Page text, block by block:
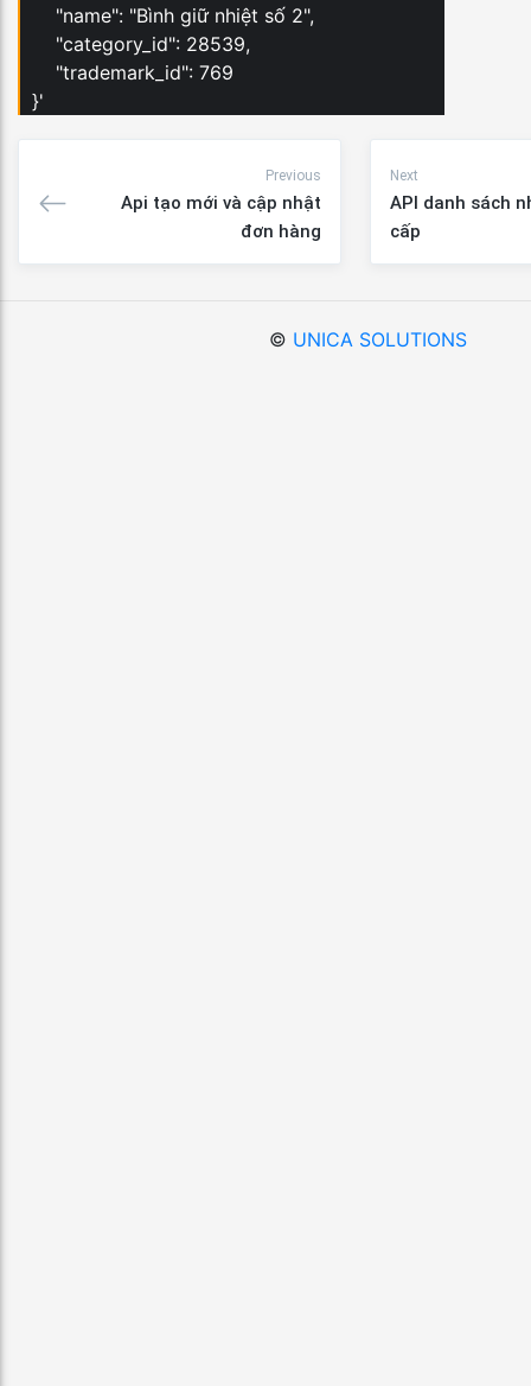
"name": "Bình giữ nhiệt số 2",
"category_id": 28539,
"trademark_id": 769
}'
Previous
Api tạo mới và cập nhật
đơn hàng
Next
API danh sách
cấp
© UNICA SOLUTIONS